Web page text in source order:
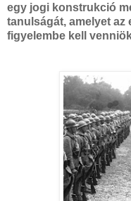
egy jogi konstrukció
tanulságát, amelyet az
figyelembe kell